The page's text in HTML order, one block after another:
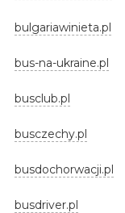
bulgariawinieta.pl
bus-na-ukraine.pl
busclub.pl
busczechy.pl
busdochorwacji.pl
busdriver.pl